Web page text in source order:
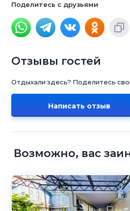
Поделитесь с друзьями
Отзывы гостей
Отдыхали здесь? Поделитесь
Написать отзыв
Возможно, вас